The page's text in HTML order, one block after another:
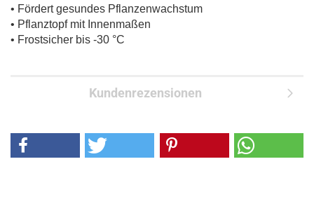
• Fördert gesundes Pflanzenwachstum
• Pflanztopf mit Innenmaßen
• Frostsicher bis -30 °C
Kundenrezensionen